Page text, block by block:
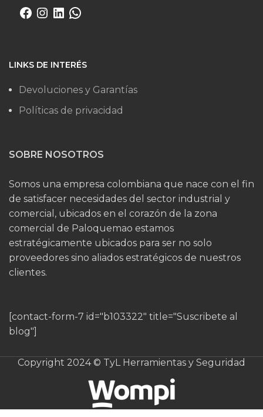
LINKS DE INTERÉS
Devoluciones y Garantías
Políticas de privacidad
SOBRE NOSOTROS
Somos una empresa colombiana que nace con el fin
de satisfacer necesidades del sector industrial y
comercial, ubicados en el corazón de la zona
comercial de Paloquemao estamos
estratégicamente ubicados para ser no solo
proveedores sino aliados estratégicos de nuestros
clientes.
[contact-form-7 id="b103322" title="Suscribete al
blog"]
Copyright 2024 © TyL Herramientas y Seguridad